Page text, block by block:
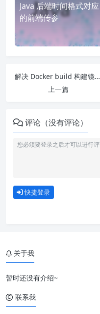
Java 后端时间格式对应
的前端传参
解决 Docker build 构建镜像时卡住问题
上一篇
评论（没有评论）
快捷登录
关于我
暂时还没有介绍~
联系我